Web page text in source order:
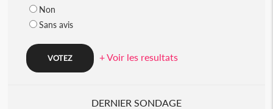
Non
Sans avis
+ Voir les resultats
DERNIER SONDAGE